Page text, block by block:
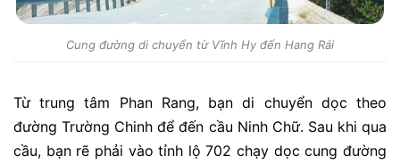
Cung đường di chuyển từ Vĩnh Hy đến Hang Rái
Từ trung tâm Phan Rang, bạn di chuyển dọc theo
đường Trường Chinh để đến cầu Ninh Chữ. Sau khi qua
cầu, bạn rẽ phải vào tỉnh lộ 702 chạy dọc cung đường